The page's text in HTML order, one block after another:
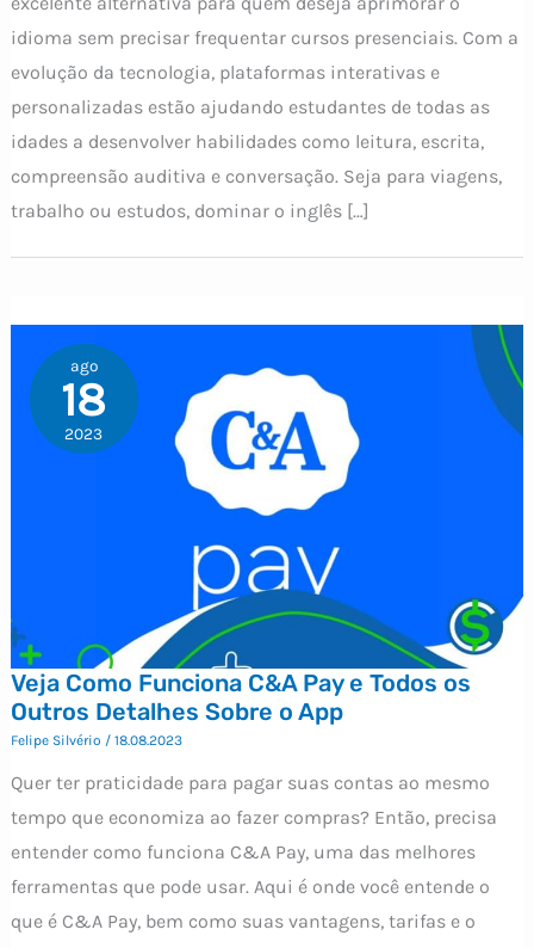
idioma sem precisar frequentar cursos presenciais. Com a
evolução da tecnologia, plataformas interativas e
personalizadas estão ajudando estudantes de todas as
idades a desenvolver habilidades como leitura, escrita,
compreensão auditiva e conversação. Seja para viagens,
trabalho ou estudos, dominar o inglês […]
ago
18
2023
Veja Como Funciona C&A Pay e Todos os
Outros Detalhes Sobre o App
Felipe Silvério / 18.08.2023
Quer ter praticidade para pagar suas contas ao mesmo
tempo que economiza ao fazer compras? Então, precisa
entender como funciona C&A Pay, uma das melhores
ferramentas que pode usar. Aqui é onde você entende o
que é C&A Pay, bem como suas vantagens, tarifas e o